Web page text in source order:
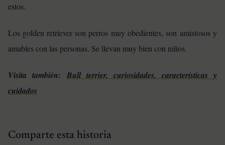
estos.
Los golden retriever son perros muy obedientes, son amistosos y
amables con las personas. Se llevan muy bien con niños.
Visita también: Bull terrier, curiosidades, características y
cuidados
Comparte esta historia